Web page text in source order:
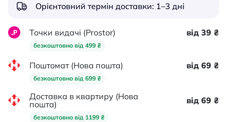
Орієнтовний термін доставки: 1–3 дні
Точки видачі (Prostor)
безкоштовно від 499 ₴
від 39 ₴
Поштомат (Нова пошта)
безкоштовно від 699 ₴
від 69 ₴
Доставка в квартиру (Нова
пошта)
безкоштовно від 1199 ₴
від 69 ₴